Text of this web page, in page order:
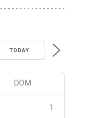
TODAY
DOM
1